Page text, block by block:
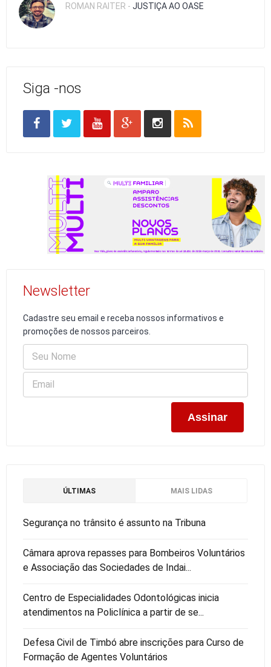
ROMAN RAITER - JUSTIÇA AO OASE
Siga -nos
Newsletter
Cadastre seu email e receba nossos informativos e
promoções de nossos parceiros.
ÚLTIMAS MAIS LIDAS
Segurança no trânsito é assunto na Tribuna
Câmara aprova repasses para Bombeiros Voluntários
e Associação das Sociedades de Indai...
Centro de Especialidades Odontológicas inicia
atendimentos na Policlínica a partir de se...
Defesa Civil de Timbó abre inscrições para Curso de
Formação de Agentes Voluntários